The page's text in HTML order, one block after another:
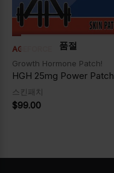
AGEFORCE 품절
Growth Hormone Patch!
HGH 25mg Power Patch
스킨패치
$99.00